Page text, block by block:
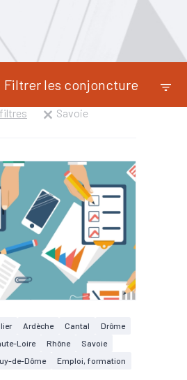
Filtrer les conjoncture
Savoie
Ardèche Cantal
Drôme
Loire Rhône
Savoie
de-Dôme Emploi, formation